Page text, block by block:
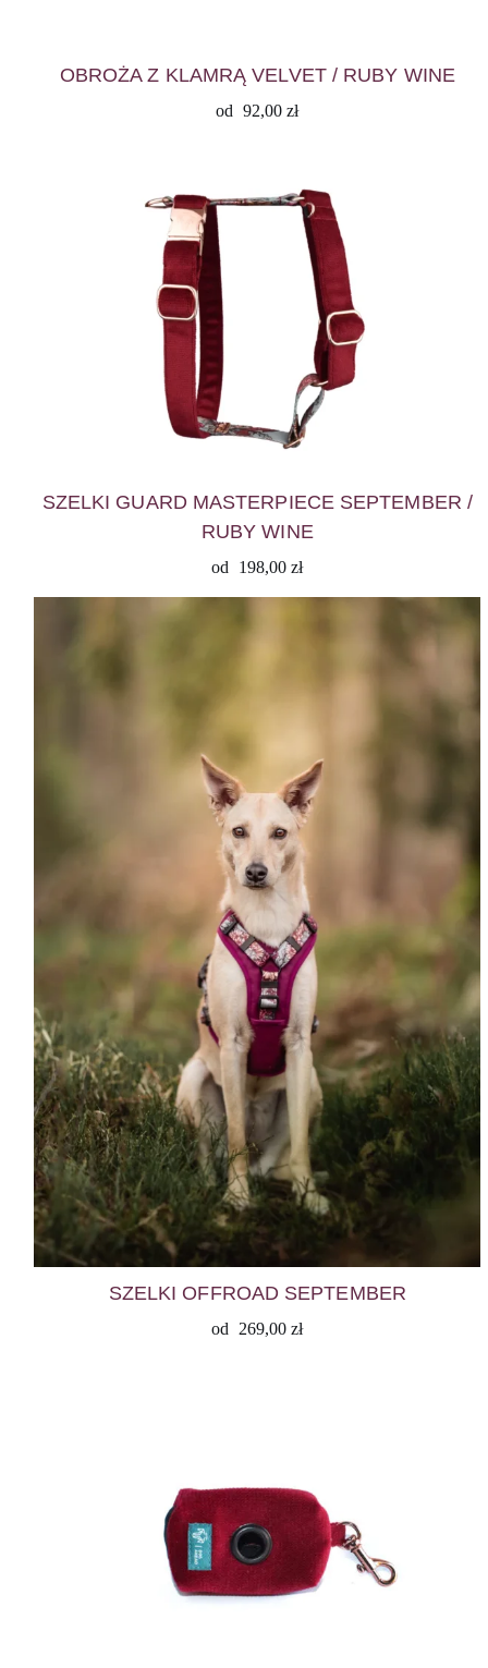
OBROŻA Z KLAMRĄ VELVET / RUBY WINE
od 92,00zł
SZELKI GUARD MASTERPIECE SEPTEMBER /
RUBY WINE
od 198,00zł
SZELKI OFFROAD SEPTEMBER
od 269,00zł